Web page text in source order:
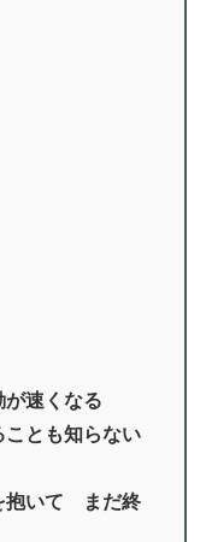
速くなる
とも知らない
いて まだ終